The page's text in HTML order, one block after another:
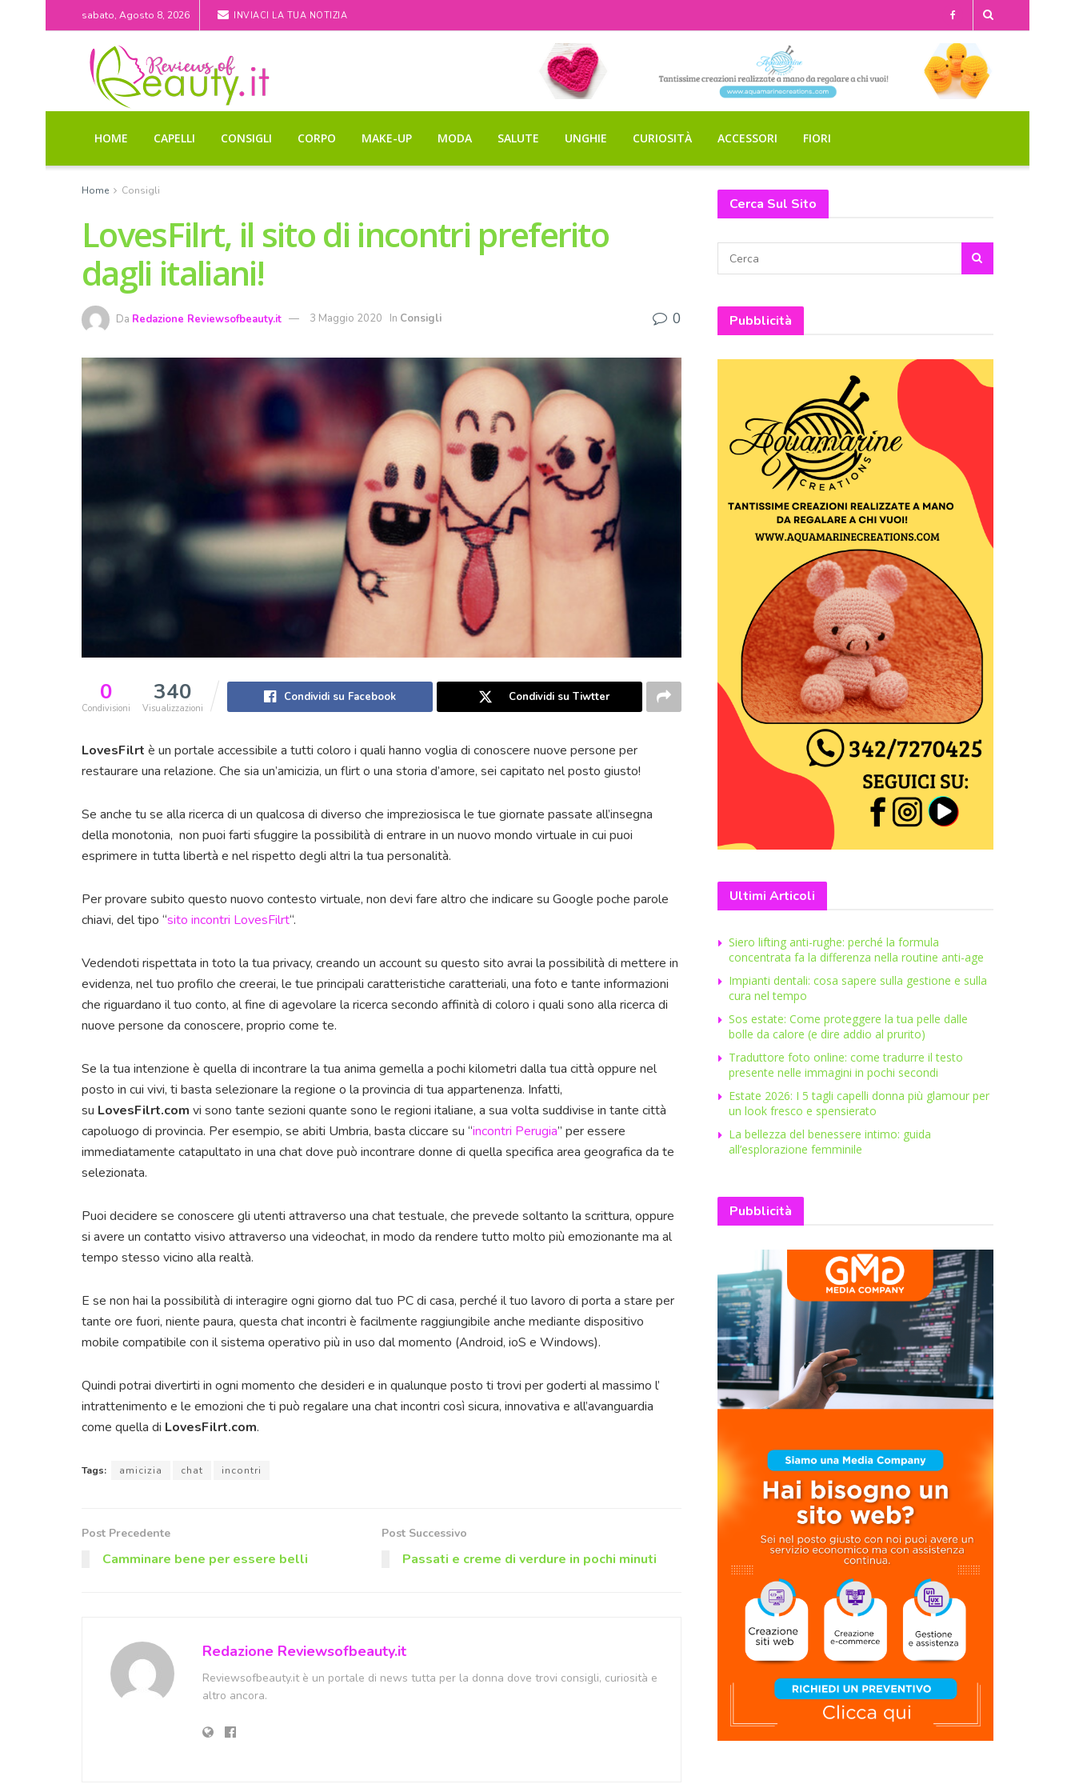
sabato, Agosto 8, 2026 INVIACI LA TUA NOTIZIA
HOME CAPELLI CONSIGLI CORPO MAKE-UP MODA SALUTE UNGHIE CURIOSITÀ ACCESSORI FIORI
Home Consigli
LovesFilrt, il sito di incontri preferito
dagli italiani!
Da Redazione Reviewsofbeauty.it 3 Maggio 2020 In Consigli 0
0
Condivisioni
340
Visualizzazioni
Condividi su Facebook Condividi su Tiwtter
LovesFilrt è un portale accessibile a tutti coloro i quali hanno voglia di conoscere nuove persone per
restaurare una relazione. Che sia un’amicizia, un flirt o una storia d’amore, sei capitato nel posto giusto!
Se anche tu se alla ricerca di un qualcosa di diverso che impreziosisca le tue giornate passate all’insegna
della monotonia, non puoi farti sfuggire la possibilità di entrare in un nuovo mondo virtuale in cui puoi
esprimere in tutta libertà e nel rispetto degli altri la tua personalità.
Per provare subito questo nuovo contesto virtuale, non devi fare altro che indicare su Google poche parole
chiavi, del tipo “sito incontri LovesFilrt“.
Vedendoti rispettata in toto la tua privacy, creando un account su questo sito avrai la possibilità di mettere in
evidenza, nel tuo profilo che creerai, le tue principali caratteristiche caratteriali, una foto e tante informazioni
che riguardano il tuo conto, al fine di agevolare la ricerca secondo affinità di coloro i quali sono alla ricerca di
nuove persone da conoscere, proprio come te.
Se la tua intenzione è quella di incontrare la tua anima gemella a pochi kilometri dalla tua città oppure nel
posto in cui vivi, ti basta selezionare la regione o la provincia di tua appartenenza. Infatti,
su LovesFilrt.com vi sono tante sezioni quante sono le regioni italiane, a sua volta suddivise in tante città
capoluogo di provincia. Per esempio, se abiti Umbria, basta cliccare su “incontri Perugia” per essere
immediatamente catapultato in una chat dove può incontrare donne di quella specifica area geografica da te
selezionata.
Puoi decidere se conoscere gli utenti attraverso una chat testuale, che prevede soltanto la scrittura, oppure
si avere un contatto visivo attraverso una videochat, in modo da rendere tutto molto più emozionante ma al
tempo stesso vicino alla realtà.
E se non hai la possibilità di interagire ogni giorno dal tuo PC di casa, perché il tuo lavoro di porta a stare per
tante ore fuori, niente paura, questa chat incontri è facilmente raggiungibile anche mediante dispositivo
mobile compatibile con il sistema operativo più in uso dal momento (Android, ioS e Windows).
Quindi potrai divertirti in ogni momento che desideri e in qualunque posto ti trovi per goderti al massimo l’
intrattenimento e le emozioni che ti può regalare una chat incontri così sicura, innovativa e all’avanguardia
come quella di LovesFilrt.com.
Tags: amicizia chat incontri
Post Precedente
Camminare bene per essere belli
Post Successivo
Passati e creme di verdure in pochi minuti
Redazione Reviewsofbeauty.it
Reviewsofbeauty.it è un portale di news tutta per la donna dove trovi consigli, curiosità e
altro ancora.
Cerca Sul Sito
Pubblicità
Ultimi Articoli
Siero lifting anti-rughe: perché la formula
concentrata fa la differenza nella routine anti-age
Impianti dentali: cosa sapere sulla gestione e sulla
cura nel tempo
Sos estate: Come proteggere la tua pelle dalle
bolle da calore (e dire addio al prurito)
Traduttore foto online: come tradurre il testo
presente nelle immagini in pochi secondi
Estate 2026: I 5 tagli capelli donna più glamour per
un look fresco e spensierato
La bellezza del benessere intimo: guida
all’esplorazione femminile
Pubblicità